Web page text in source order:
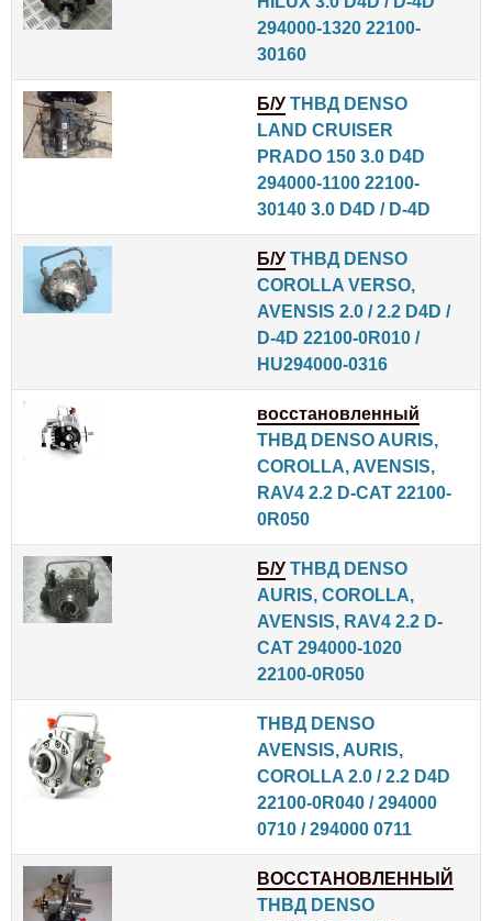
294000-1320 22100-
30160
Б/У ТНВД DENSO
LAND CRUISER
PRADO 150 3.0 D4D
294000-1100 22100-
30140 3.0 D4D / D-4D
Б/У ТНВД DENSO
COROLLA VERSO,
AVENSIS 2.0 / 2.2 D4D /
D-4D 22100-0R010 /
HU294000-0316
восстановленный
ТНВД DENSO AURIS,
COROLLA, AVENSIS,
RAV4 2.2 D-CAT 22100-
0R050
Б/У ТНВД DENSO
AURIS, COROLLA,
AVENSIS, RAV4 2.2 D-
CAT 294000-1020
22100-0R050
ТНВД DENSO
AVENSIS, AURIS,
COROLLA 2.0 / 2.2 D4D
22100-0R040 / 294000
0710 / 294000 0711
ВОССТАНОВЛЕННЫЙ
ТНВД DENSO